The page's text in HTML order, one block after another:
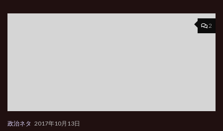
2
政治ネタ 2017年10月13日